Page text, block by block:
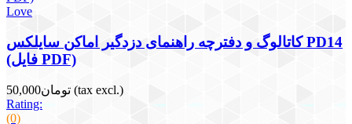
Love
کاتالوگ و دفترچه راهنمای دزدگیر اماکن سایلکس PD14
(فایل PDF)
تومان50,000 (tax excl.)
Rating:
(0)